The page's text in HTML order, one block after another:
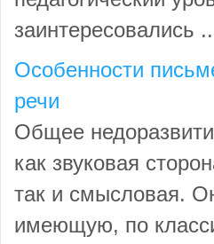
заинтересовались
Особенности
речи
Общее
как звуковая
так и смысловая.
имеющую, по